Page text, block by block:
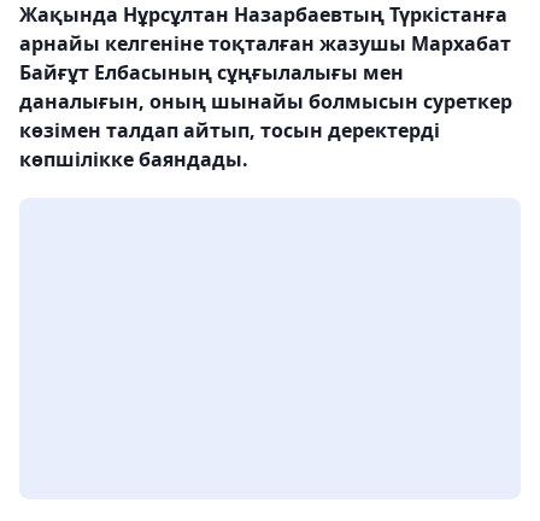
Жақында Нұрсұлтан Назарбаевтың Түркістанға
арнайы келгеніне тоқталған жазушы Мархабат
Байғұт Елбасының сұңғылалығы мен
даналығын, оның шынайы болмысын суреткер
көзімен талдап айтып, тосын деректерді
көпшілікке баяндады.